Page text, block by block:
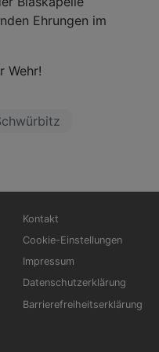
Ehrungen im
Wehr!
Fußbereichsmenü
Kontakt
Cookie-Einstellungen
Impressum
Datenschutzerklärung
Barrierefreiheitserklärung